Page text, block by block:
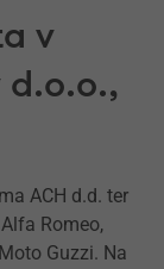
v
d.o.o.,
ACH d.d. ter
Romeo,
Guzzi. Na